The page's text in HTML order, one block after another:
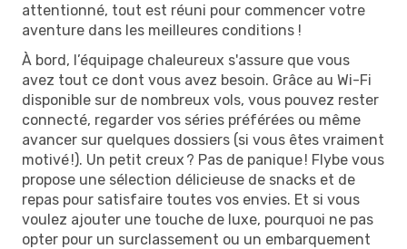
attentionné, tout est réuni pour commencer votre
aventure dans les meilleures conditions !
À bord, l’équipage chaleureux s'assure que vous
avez tout ce dont vous avez besoin. Grâce au Wi-Fi
disponible sur de nombreux vols, vous pouvez rester
connecté, regarder vos séries préférées ou même
avancer sur quelques dossiers (si vous êtes vraiment
motivé !). Un petit creux ? Pas de panique ! Flybe vous
propose une sélection délicieuse de snacks et de
repas pour satisfaire toutes vos envies. Et si vous
voulez ajouter une touche de luxe, pourquoi ne pas
opter pour un surclassement ou un embarquement